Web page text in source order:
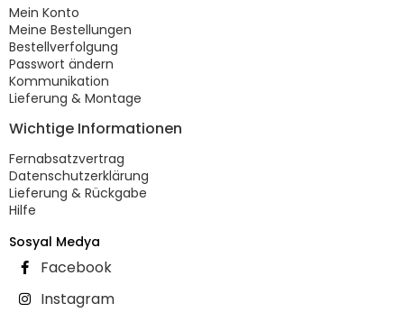
Mein Konto
Meine Bestellungen
Bestellverfolgung
Passwort ändern
Kommunikation
Lieferung & Montage
Wichtige Informationen
Fernabsatzvertrag
Datenschutzerklärung
Lieferung & Rückgabe
Hilfe
Sosyal Medya
Facebook
Instagram